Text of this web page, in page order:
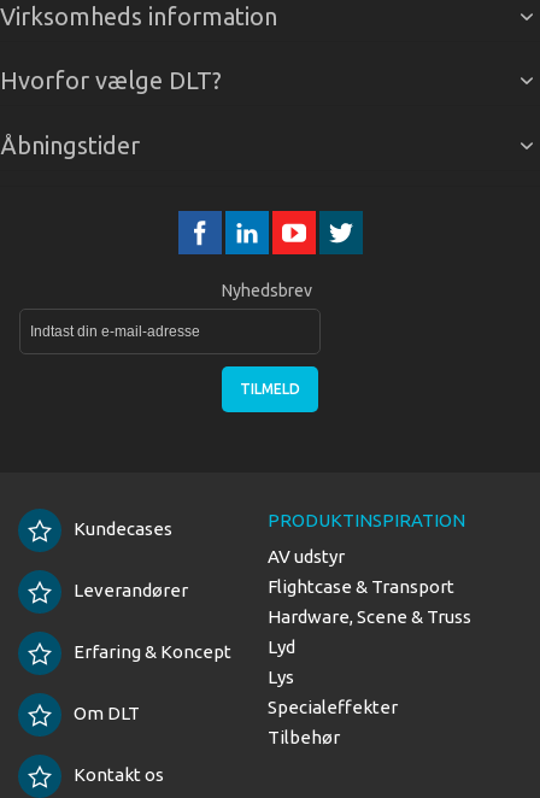
Virksomheds information
Hvorfor vælge DLT?
Åbningstider
Nyhedsbrev
TILMELD
Kundecases
Leverandører
Erfaring & Koncept
Om DLT
Kontakt os
PRODUKTINSPIRATION
AV udstyr
Flightcase & Transport
Hardware, Scene & Truss
Lyd
Lys
Specialeffekter
Tilbehør